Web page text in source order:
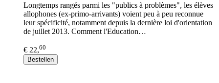
Longtemps rangés parmi les "publics à problèmes", les élèves
allophones (ex-primo-arrivants) voient peu à peu reconnue
leur spécificité, notamment depuis la dernière loi d'orientation
de juillet 2013. Comment l'Education…
€ 22,60
Bestellen